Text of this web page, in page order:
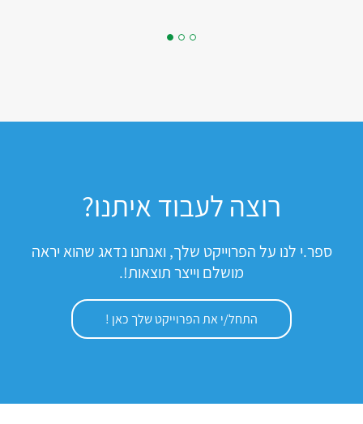
רוצה לעבוד איתנו?
ספר.י לנו על הפרוייקט שלך, ואנחנו נדאג שהוא יראה
מושלם וייצר תוצאות!.
התחל/י את הפרוייקט שלך כאן !